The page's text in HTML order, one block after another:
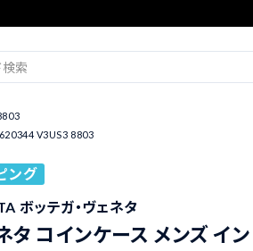
V3US3 8803
ング
ボッテガ・ヴェネタ
タ コインケース メンズ イン